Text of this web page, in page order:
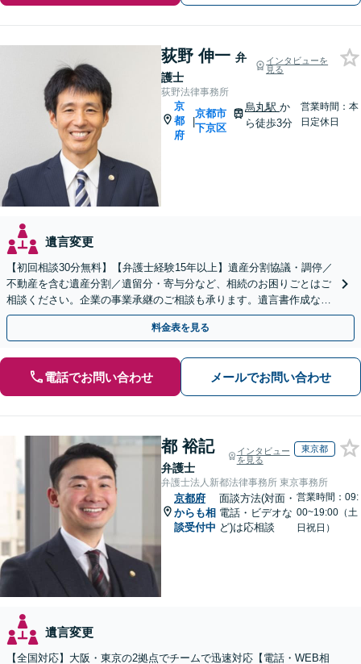
荻野 伸一 弁
護士
インタビューを
見る
荻野法律事務所
京
都
府
|
京都市
下京区
烏丸駅 か
ら徒歩3分
営業時間：本
日定休日
遺言変更
【初回相談30分無料】【弁護士経験15年以上】遺産分割協議・調停／
不動産を含む遺産分割／遺留分・寄与分など、相続のお困りごとはご
相談ください。企業の事業承継のご相談も承ります。遺言書作成など
生前対策もサポート【烏丸駅3分】【Web面談可】
料金表を見る
電話でお問い合わせ メールでお問い合わせ
都 裕記
弁護士
インタビュー
を見る
東京都
弁護士法人新都法律事務所 東京事務所
京都府
からも相
談受付中
面談方法(対面・
電話・ビデオな
ど)は応相談
営業時間：09:
00~19:00（土
日祝日）
遺言変更
【全国対応】大阪・東京の2拠点でチームで迅速対応【電話・WEB相